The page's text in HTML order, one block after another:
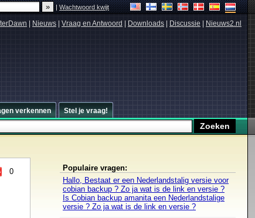
|Wachtwoord kwijt
Nieuws Vraag en Antwoord Downloads Discussie Nieuws2.nl
verkennen Stel je vraag!
0
Populaire vragen:
Hallo, Bestaat er een Nederlandstalig versie voor
cobian backup ? Zo ja wat is de link en versie ?
Is Cobian backup amanita een Nederlandstalige
versie ? Zo ja wat is de link en versie ?